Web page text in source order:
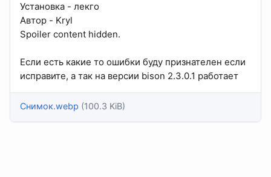
Установка - лекго
Автор - Kryl
Spoiler content hidden.
Если есть какие то ошибки буду признателен если
исправите, а так на версии bison 2.3.0.1 работает
Снимок.webp (100.3 KiB)